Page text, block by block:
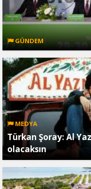
GÜNDEM
MEDYA
Türkan Şoray: Al
olacaksın